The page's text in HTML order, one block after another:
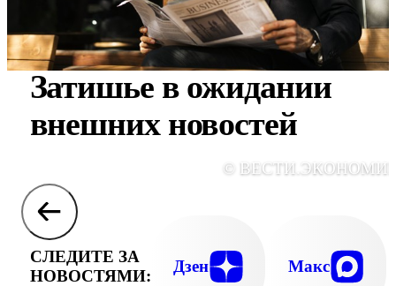
Затишье в ожидании
внешних новостей
©
СЛЕДИТЕ ЗА
НОВОСТЯМИ:
Дзен Макс